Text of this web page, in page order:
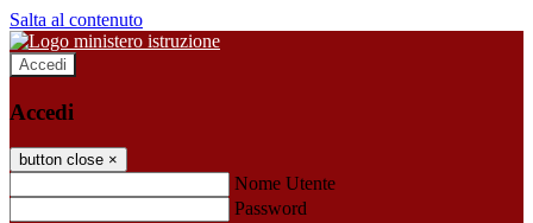
Salta al contenuto
Accedi
Accedi
button close ×
Nome Utente
Password